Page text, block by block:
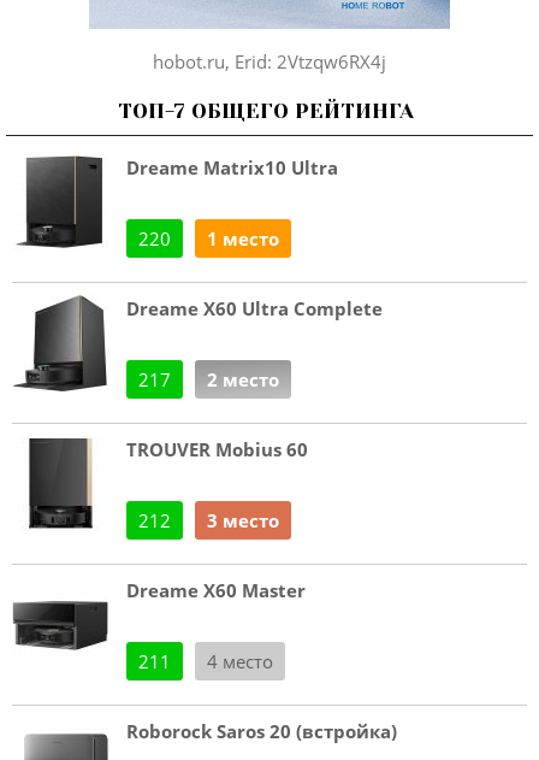
hobot.ru, Erid: 2Vtzqw6RX4j
ТОП-7 ОБЩЕГО РЕЙТИНГА
Dreame Matrix10 Ultra
220 1 место
Dreame X60 Ultra Complete
217 2 место
TROUVER Mobius 60
212 3 место
Dreame X60 Master
211 4 место
Roborock Saros 20 (встройка)